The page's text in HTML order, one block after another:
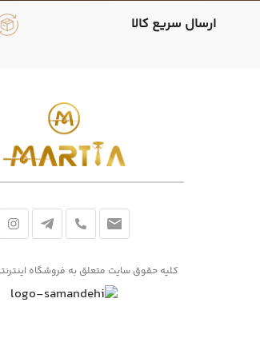
ارسال سریع کالا
کلیه حقوق سایت متعلق به فروشگاه